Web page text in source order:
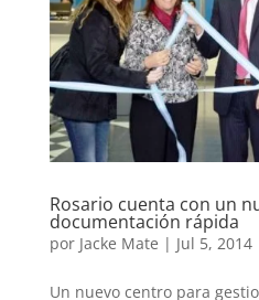
Rosario cuenta con un
documentación rápida
por Jacke Mate | Jul 5, 2014
Un nuevo centro para